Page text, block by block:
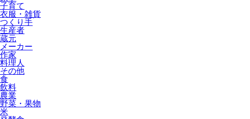
子育て
衣服・雑貨
つくり手
生産者
蔵元
メーカー
作家
料理人
その他
食
飲料
農業
野菜・果物
米